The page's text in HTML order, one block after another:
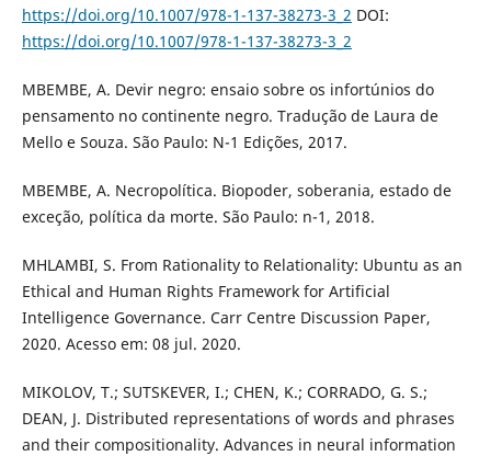
https://doi.org/10.1007/978-1-137-38273-3_2 DOI:
https://doi.org/10.1007/978-1-137-38273-3_2
MBEMBE, A. Devir negro: ensaio sobre os infortúnios do
pensamento no continente negro. Tradução de Laura de
Mello e Souza. São Paulo: N-1 Edições, 2017.
MBEMBE, A. Necropolítica. Biopoder, soberania, estado de
exceção, política da morte. São Paulo: n-1, 2018.
MHLAMBI, S. From Rationality to Relationality: Ubuntu as an
Ethical and Human Rights Framework for Artificial
Intelligence Governance. Carr Centre Discussion Paper,
2020. Acesso em: 08 jul. 2020.
MIKOLOV, T.; SUTSKEVER, I.; CHEN, K.; CORRADO, G. S.;
DEAN, J. Distributed representations of words and phrases
and their compositionality. Advances in neural information